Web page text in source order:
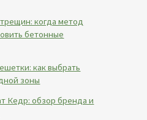
когда метод
бетонные
как выбрать
зоны
Кедр: обзор бренда и